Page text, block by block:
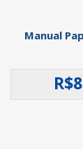
Manual
R$